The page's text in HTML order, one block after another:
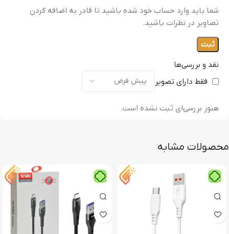
نقد و بررسی‌ها
فقط دارای تصویر
هنوز بررسی‌ای ثبت نشده است.
شما باید وارد حساب خود شده باشید تا قادر به اضافه کردن
تصاویر در نظرات باشید.
محصولات مشابه